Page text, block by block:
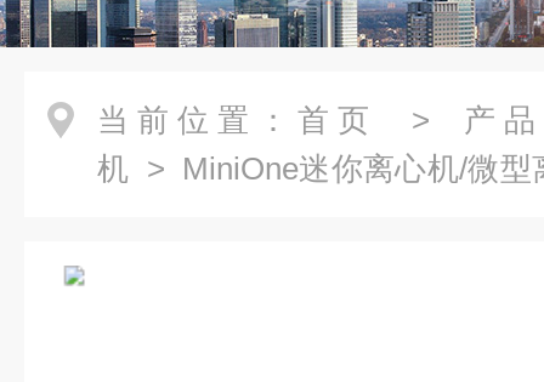
当前位置： 首页 > 产
机 > MiniOne迷你离心机/微型